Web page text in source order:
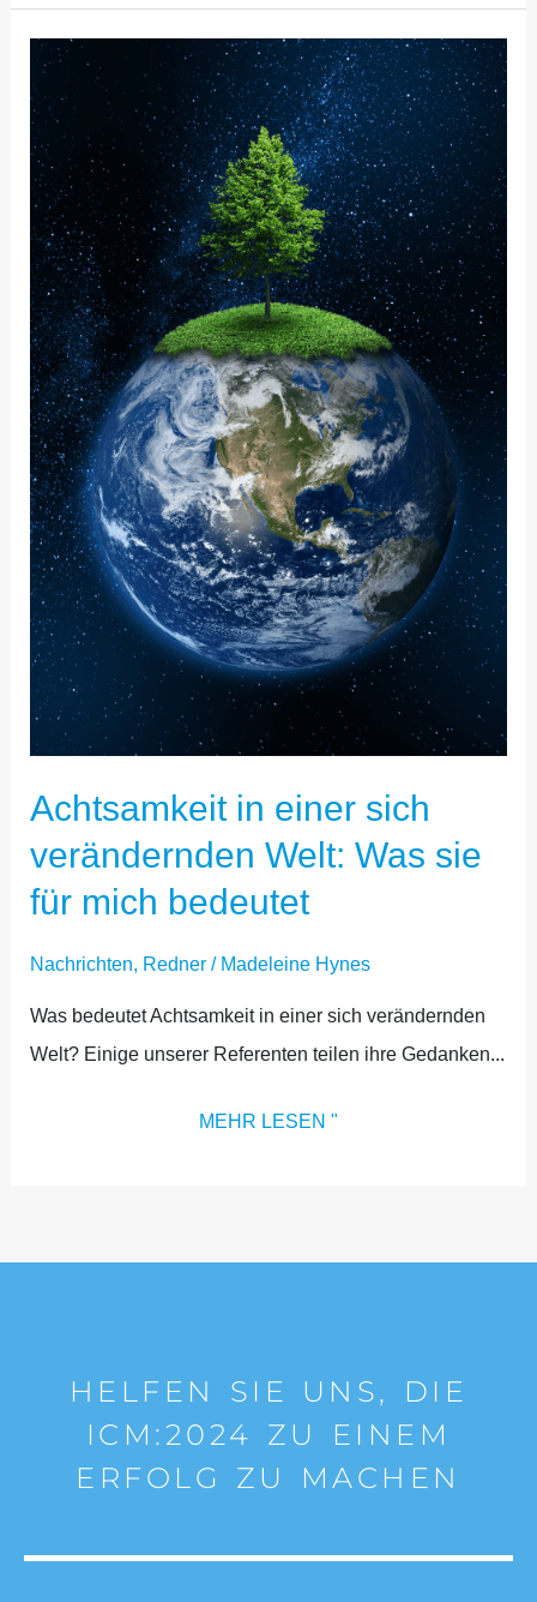
Achtsamkeit in einer sich
verändernden Welt: Was sie
für mich bedeutet
Nachrichten, Redner/ Madeleine Hynes
Was bedeutet Achtsamkeit in einer sich verändernden
Welt? Einige unserer Referenten teilen ihre Gedanken...
ACHTSAMKEIT
IN
EINER
SICH
VERÄNDERNDEN
WELT:
WAS
SIE
FÜR
MICH
BEDEUTET
MEHR LESEN "
HELFEN SIE UNS, DIE
ICM:2024 ZU EINEM
ERFOLG ZU MACHEN